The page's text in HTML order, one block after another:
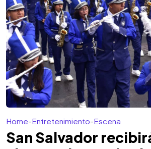
Home-Entretenimiento-Escena
San Salvador